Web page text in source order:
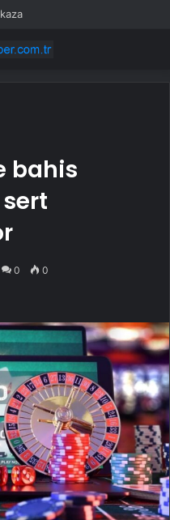
bahis
0 0